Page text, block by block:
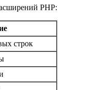
PHP:
строк